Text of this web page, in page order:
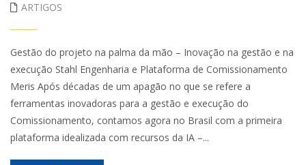
ARTIGOS
Gestão do projeto na palma da mão – Inovação na gestão e na
execução Stahl Engenharia e Plataforma de Comissionamento
Meris Após décadas de um apagão no que se refere a
ferramentas inovadoras para a gestão e execução do
Comissionamento, contamos agora no Brasil com a primeira
plataforma idealizada com recursos da IA –...